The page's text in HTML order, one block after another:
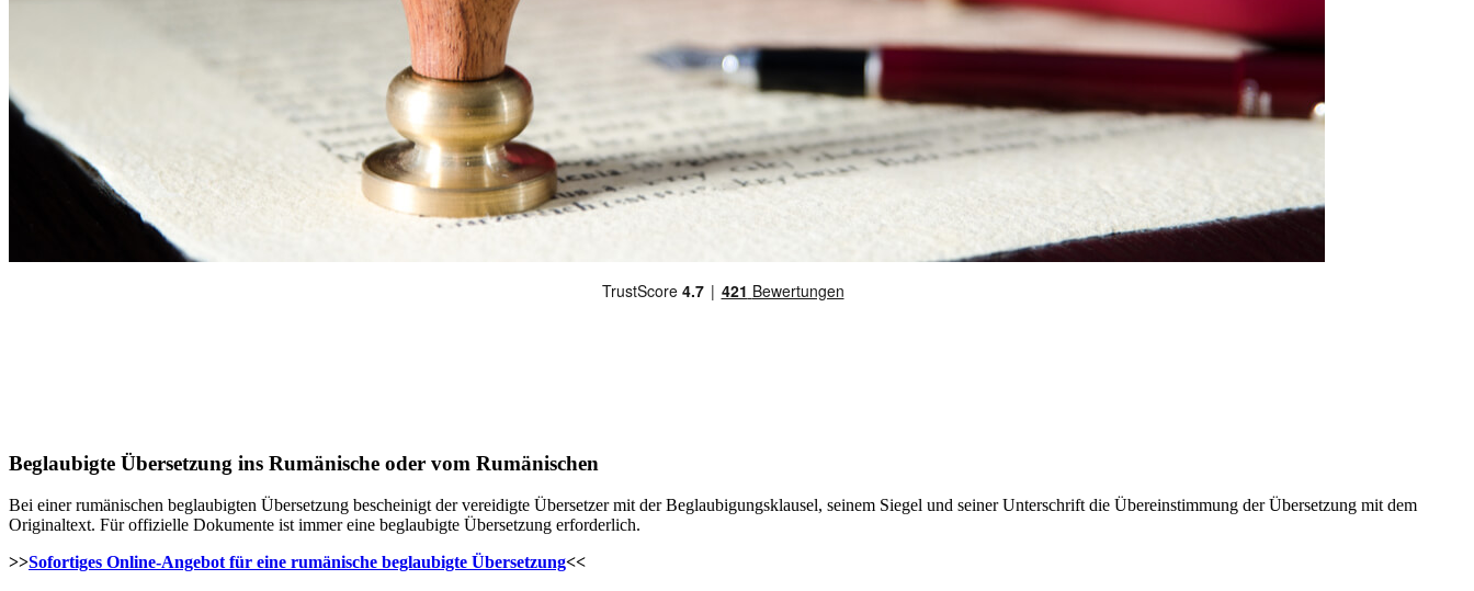
Beglaubigte Übersetzung ins Rumänische oder vom Rumänischen
Bei einer rumänischen beglaubigten Übersetzung bescheinigt der vereidigte Übersetzer mit der Beglaubigungsklausel, seinem Siegel und seiner Unterschrift die Übereinstimmung der Übersetzung mit dem
Originaltext. Für offizielle Dokumente ist immer eine beglaubigte Übersetzung erforderlich.
>>Sofortiges Online-Angebot für eine rumänische beglaubigte Übersetzung<<